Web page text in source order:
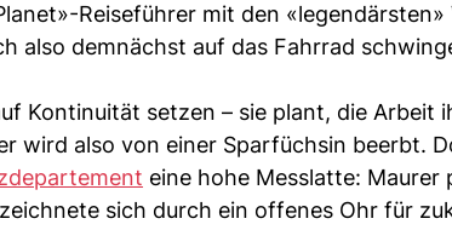
Reiseführer mit den
also demnächst auf das Fahrrad
Kontinuität setzen – sie plant, die Arbeit
wird also von einer Sparfüchsin beerbt.
eine hohe Messlatte: Maurer
sich durch ein offenes Ohr für